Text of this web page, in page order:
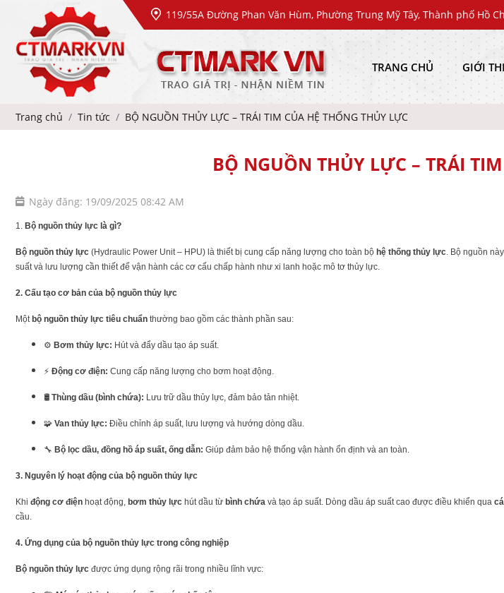
119/55A Đường Phan Văn Hùm, Phường Trung Mỹ Tây, Thành phố Hồ
TRANG CHỦ GIỚI
Trang chủ Tin tức BỘ NGUỒN THỦY LỰC – TRÁI TIM CỦA HỆ THỐNG THỦY LỰC
BỘ NGUỒN THỦY LỰC – TRÁI
Ngày đăng: 19/09/2025 08:42 AM
1. Bộ nguồn thủy lực là gì?
Bộ nguồn thủy lực (Hydraulic Power Unit – HPU) là thiết bị cung cấp năng lượng cho toàn bộ hệ thống thủy lực. Bộ nguồn
suất và lưu lượng cần thiết để vận hành các cơ cấu chấp hành như xi lanh hoặc mô tơ thủy lực.
2. Cấu tạo cơ bản của bộ nguồn thủy lực
Một bộ nguồn thủy lực tiêu chuẩn thường bao gồm các thành phần sau:
⚙️ Bơm thủy lực: Hút và đẩy dầu tạo áp suất.
⚡ Động cơ điện: Cung cấp năng lượng cho bơm hoạt động.
🛢️ Thùng dầu (bình chứa): Lưu trữ dầu thủy lực, đảm bảo tản nhiệt.
🧩 Van thủy lực: Điều chỉnh áp suất, lưu lượng và hướng dòng dầu.
🔧 Bộ lọc dầu, đồng hồ áp suất, ống dẫn: Giúp đảm bảo hệ thống vận hành ổn định và an toàn.
3. Nguyên lý hoạt động của bộ nguồn thủy lực
Khi động cơ điện hoạt động, bơm thủy lực hút dầu từ bình chứa và tạo áp suất. Dòng dầu áp suất cao được điều khiển qua
cầu.
4. Ứng dụng của bộ nguồn thủy lực trong công nghiệp
Bộ nguồn thủy lực được ứng dụng rộng rãi trong nhiều lĩnh vực: